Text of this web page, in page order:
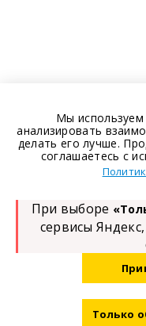
Мы
анализировать
делать его лучше.
соглашаетесь с
При выборе
сервисы
Только